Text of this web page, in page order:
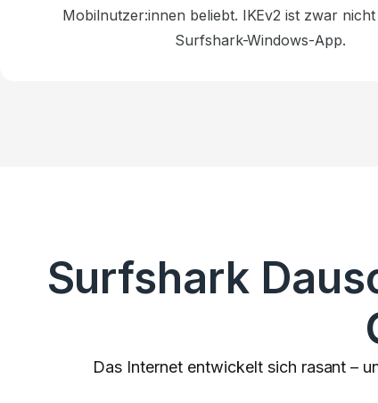
Mobilnutzer:innen beliebt. IKEv2 ist zwar
Surfshark-Windows-App.
Surfshark
Das Internet entwickelt sich rasant –